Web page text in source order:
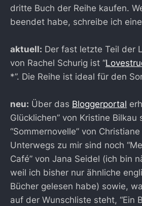
dritte Buch der Reihe kaufen.
beendet habe, schreibe ich
aktuell: Der fast letzte Teil der
von Rachel Schurig ist “
*”. Die Reihe ist ideal für den
neu: Über das Bloggerportal
Glücklichen” von Kristine Bilkau
“Sommernovelle” von
Unterwegs zu mir sind noch
Café” von Jana Seidel (ich bin
weil ich bisher nur ähnliche
Bücher gelesen habe) sowie,
auf der Wunschliste steht, “Ein